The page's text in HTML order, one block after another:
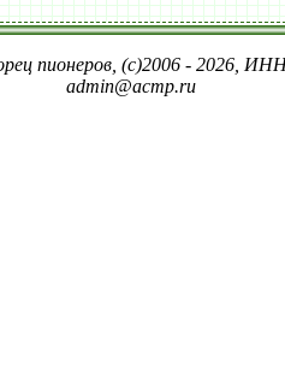
пионеров, (c)2006 - 2026,
admin@acmp.ru